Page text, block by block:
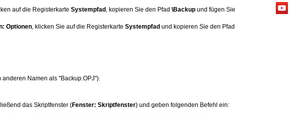
auf die Registerkarte Systempfad , kopieren Sie den Pfad \Backup und fügen Sie
Optionen , klicken Sie auf die Registerkarte Systempfad und kopieren Sie den Pfad
Namen als "Backup.OPJ").
das Skriptfenster (Fenster: Skriptfenster) und geben folgenden Befehl ein: